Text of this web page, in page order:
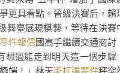
更具看點。晉級決賽后，賴
舞臺展現棋藝，等待在決賽
件報價國高手繼續交通商討
想過能走到明天這一個步驟
端！」林天斯柯達零件秤突